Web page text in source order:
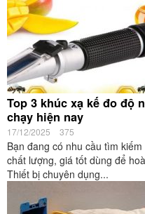
Top 3 khúc xạ kế đo độ
chạy hiện nay
17/12/2025 375
Bạn đang có nhu cầu tìm
chất lượng, giá tốt dùng để
Thiết bị chuyên dụng...